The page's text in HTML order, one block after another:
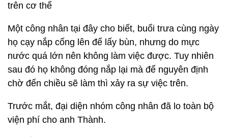
trên cơ thể
Một công nhân tại đây cho biết, buổi trưa cùng ngày
họ cạy nắp cống lên để lấy bùn, nhưng do mực
nước quá lớn nên không làm việc được. Tuy nhiên
sau đó họ không đóng nắp lại mà để nguyên định
chờ đến chiều sẽ làm thì xảy ra sự việc trên.
Trước mắt, đại diện nhóm công nhân đã lo toàn bộ
viện phí cho anh Thành.